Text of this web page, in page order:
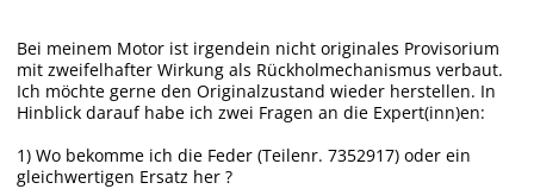
Bei meinem Motor ist irgendein nicht originales Provisorium
mit zweifelhafter Wirkung als Rückholmechanismus verbaut.
Ich möchte gerne den Originalzustand wieder herstellen. In
Hinblick darauf habe ich zwei Fragen an die Expert(inn)en:
1) Wo bekomme ich die Feder (Teilenr. 7352917) oder ein
gleichwertigen Ersatz her ?